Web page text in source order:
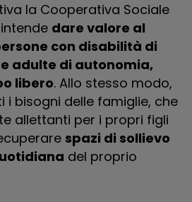
la Cooperativa Sociale
dare valore al
con disabilità di
adulte di autonomia,
libero. Allo stesso modo,
i bisogni delle famiglie, che
allettanti per i propri figli
spazi di sollievo
del proprio